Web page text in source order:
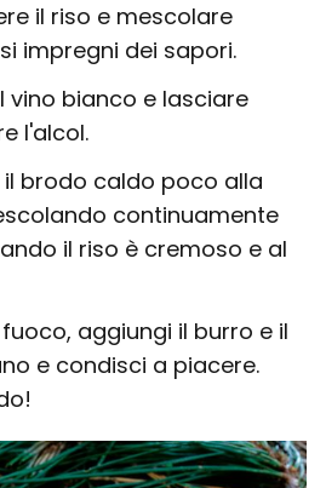
il riso e mescolare
impregni dei sapori.
vino bianco e lasciare
l'alcol.
il brodo caldo poco alla
continuamente
il riso è cremoso e al
aggiungi il burro e il
e condisci a piacere.